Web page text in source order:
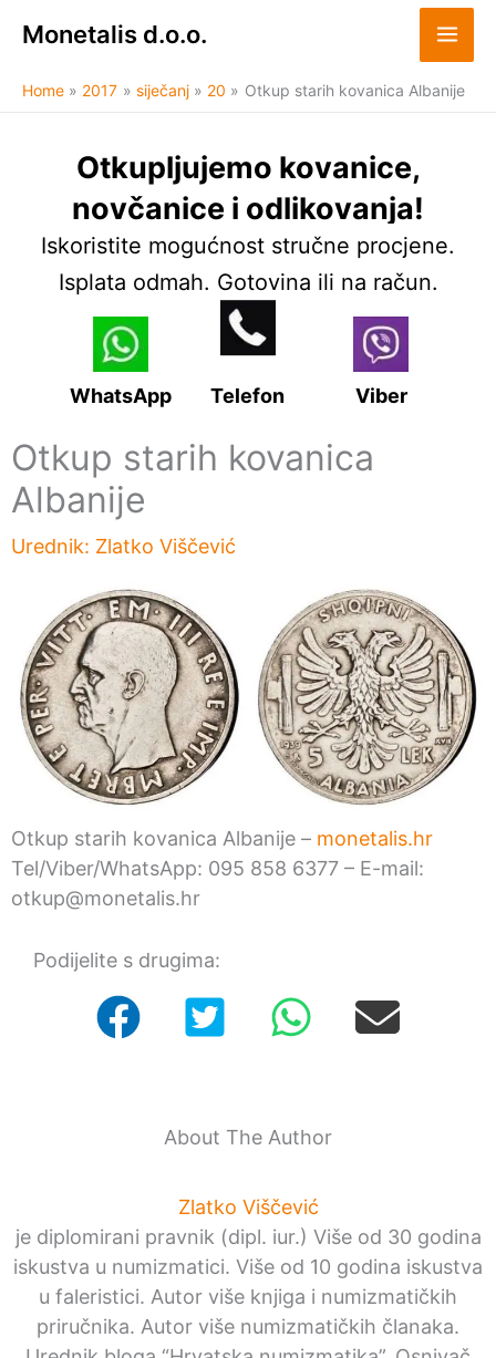
Monetalis d.o.o.
Home 2017 siječanj 20 Otkup starih kovanica Albanije
Otkupljujemo kovanice,
novčanice i odlikovanja!
Iskoristite mogućnost stručne procjene.
Isplata odmah. Gotovina ili na račun.
WhatsApp Viber
Telefon
Otkup starih kovanica
Albanije
Urednik: Zlatko Viščević
Otkup starih kovanica Albanije – monetalis.hr
Tel/Viber/WhatsApp: 095 858 6377 – E-mail:
otkup@monetalis.hr
Podijelite s drugima:
About The Author
Zlatko Viščević
je diplomirani pravnik (dipl. iur.) Više od 30 godina
iskustva u numizmatici. Više od 10 godina iskustva
u faleristici. Autor više knjiga i numizmatičkih
priručnika. Autor više numizmatičkih članaka.